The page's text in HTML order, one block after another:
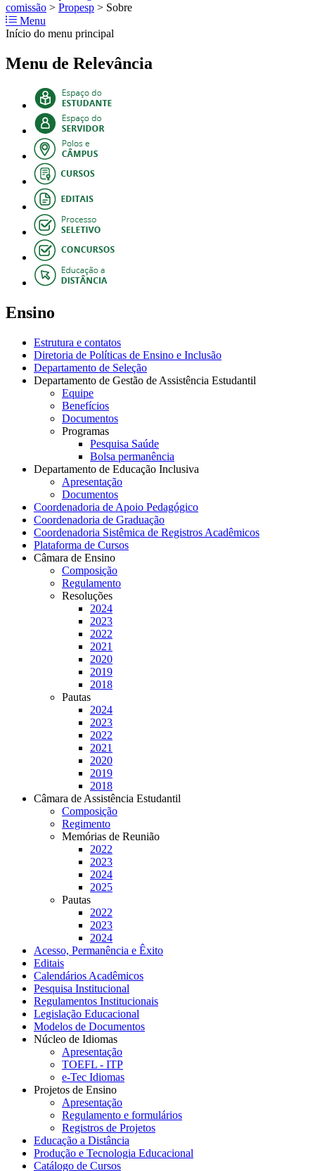
comissão > Propesp > Sobre
Menu
Início do menu principal
Menu de Relevância
Ensino
Estrutura e contatos
Diretoria de Políticas de Ensino e Inclusão
Departamento de Seleção
Departamento de Gestão de Assistência Estudantil
Equipe
Benefícios
Documentos
Programas
Pesquisa Saúde
Bolsa permanência
Departamento de Educação Inclusiva
Apresentação
Documentos
Coordenadoria de Apoio Pedagógico
Coordenadoria de Graduação
Coordenadoria Sistêmica de Registros Acadêmicos
Plataforma de Cursos
Câmara de Ensino
Composição
Regulamento
Resoluções
2024
2023
2022
2021
2020
2019
2018
Pautas
2024
2023
2022
2021
2020
2019
2018
Câmara de Assistência Estudantil
Composição
Regimento
Memórias de Reunião
2022
2023
2024
2025
Pautas
2022
2023
2024
Acesso, Permanência e Êxito
Editais
Calendários Acadêmicos
Pesquisa Institucional
Regulamentos Institucionais
Legislação Educacional
Modelos de Documentos
Núcleo de Idiomas
Apresentação
TOEFL - ITP
e-Tec Idiomas
Projetos de Ensino
Apresentação
Regulamento e formulários
Registros de Projetos
Educação a Distância
Produção e Tecnologia Educacional
Catálogo de Cursos